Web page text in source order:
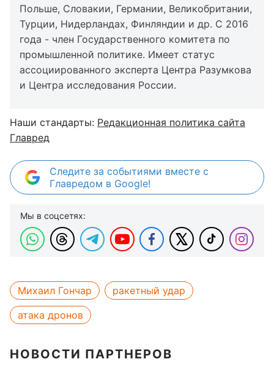
Польше, Словакии, Германии, Великобритании,
Турции, Нидерландах, Финляндии и др. С 2016
года - член Государственного комитета по
промышленной политике. Имеет статус
ассоциированного эксперта Центра Разумкова
и Центра исследования России.
Наши стандарты: Редакционная политика сайта
Главред
Следите за событиями вместе с
Главредом в Google!
Мы в соцсетях:
Михаил Гончар
ракетный удар
атака дронов
НОВОСТИ ПАРТНЕРОВ